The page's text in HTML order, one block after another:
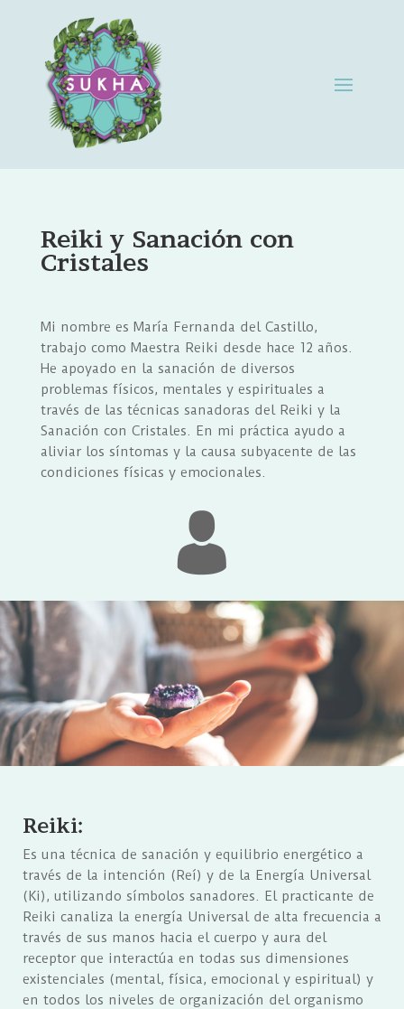
Reiki y Sanación con
Cristales
Mi nombre es María Fernanda del Castillo,
trabajo como Maestra Reiki desde hace 12 años.
He apoyado en la sanación de diversos
problemas físicos, mentales y espirituales a
través de las técnicas sanadoras del Reiki y la
Sanación con Cristales. En mi práctica ayudo a
aliviar los síntomas y la causa subyacente de las
condiciones físicas y emocionales.
Reiki:
Es una técnica de sanación y equilibrio energético a
través de la intención (Reí) y de la Energía Universal
(Ki), utilizando símbolos sanadores. El practicante de
Reiki canaliza la energía Universal de alta frecuencia a
través de sus manos hacia el cuerpo y aura del
receptor que interactúa en todas sus dimensiones
existenciales (mental, física, emocional y espiritual) y
en todos los niveles de organización del organismo